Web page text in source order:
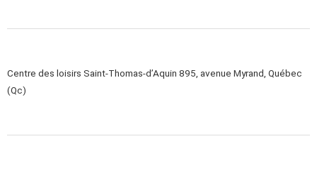
Centre des loisirs Saint-Thomas-d’Aquin 895, avenue Myrand, Québec
(Qc)